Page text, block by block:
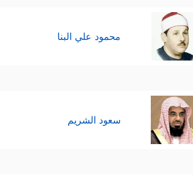
يجدون ما يجد:
أَن جَاۤءَ ٱلۡبَشِیرُ أَلۡقَىٰهُ عَلَىٰ وَجۡهِهِۦ فَٱرۡتَدَّ بَصِیرࣰاۖ﴾
رَبِّیۤۖ إِنَّهُۥ هُوَ ٱلۡغَفُورُ ٱلرَّحِیمُ﴾
تسويف لا
أحاسيسه ومشاعره، والله أعلم.
محمود علي البنا
سعود الشريم